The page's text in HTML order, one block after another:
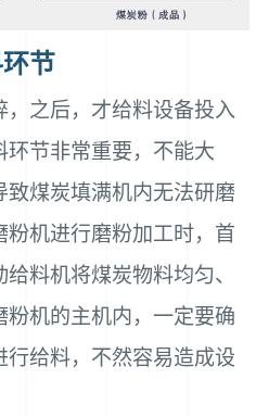
节
，之后，才给料设备投入
环节非常重要，不能大
致煤炭填满机内无法研磨
机进行磨粉加工时，首
料机将煤炭物料均匀、
粉机的主机内，一定要确
给料，不然容易造成设